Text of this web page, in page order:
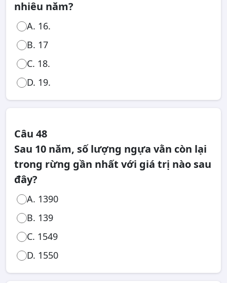
nhiêu năm?
A. 16.
B. 17
C. 18.
D. 19.
Câu 48
Sau 10 năm, số lượng ngựa vằn còn lại
trong rừng gần nhất với giá trị nào sau
đây?
A. 1390
B. 139
C. 1549
D. 1550